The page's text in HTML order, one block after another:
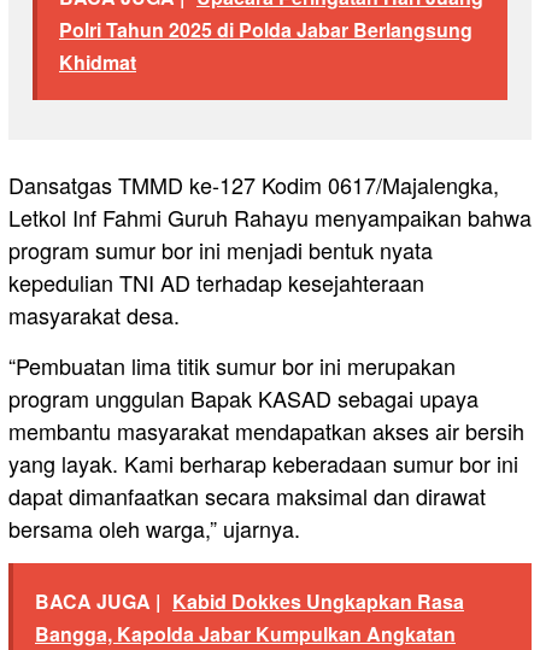
Polri Tahun 2025 di Polda Jabar Berlangsung
Khidmat
Dansatgas TMMD ke-127 Kodim 0617/Majalengka,
Letkol Inf Fahmi Guruh Rahayu menyampaikan bahwa
program sumur bor ini menjadi bentuk nyata
kepedulian TNI AD terhadap kesejahteraan
masyarakat desa.
“Pembuatan lima titik sumur bor ini merupakan
program unggulan Bapak KASAD sebagai upaya
membantu masyarakat mendapatkan akses air bersih
yang layak. Kami berharap keberadaan sumur bor ini
dapat dimanfaatkan secara maksimal dan dirawat
bersama oleh warga,” ujarnya.
BACA JUGA | Kabid Dokkes Ungkapkan Rasa
Bangga, Kapolda Jabar Kumpulkan Angkatan